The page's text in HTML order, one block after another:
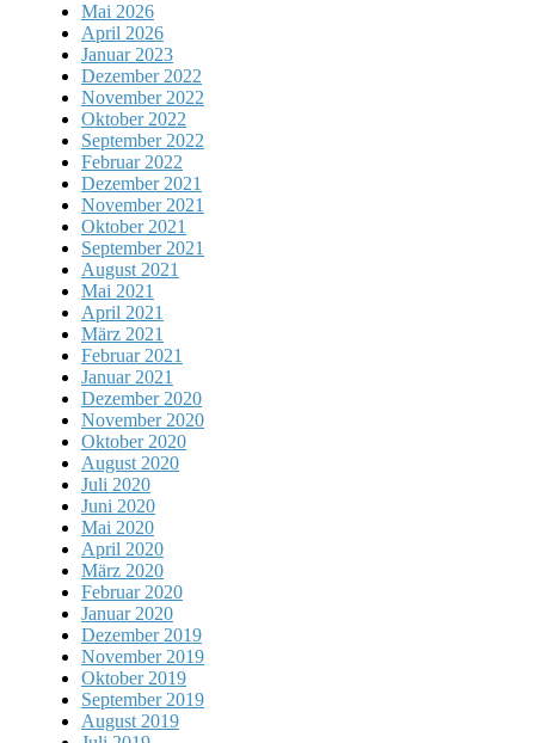
Mai 2026
April 2026
Januar 2023
Dezember 2022
November 2022
Oktober 2022
September 2022
Februar 2022
Dezember 2021
November 2021
Oktober 2021
September 2021
August 2021
Mai 2021
April 2021
März 2021
Februar 2021
Januar 2021
Dezember 2020
November 2020
Oktober 2020
August 2020
Juli 2020
Juni 2020
Mai 2020
April 2020
März 2020
Februar 2020
Januar 2020
Dezember 2019
November 2019
Oktober 2019
September 2019
August 2019